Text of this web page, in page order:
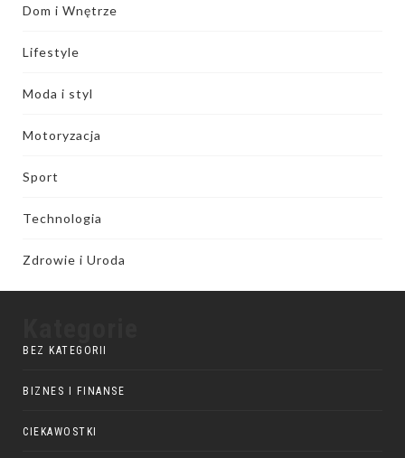
Dom i Wnętrze
Lifestyle
Moda i styl
Motoryzacja
Sport
Technologia
Zdrowie i Uroda
BEZ KATEGORII
BIZNES I FINANSE
CIEKAWOSTKI